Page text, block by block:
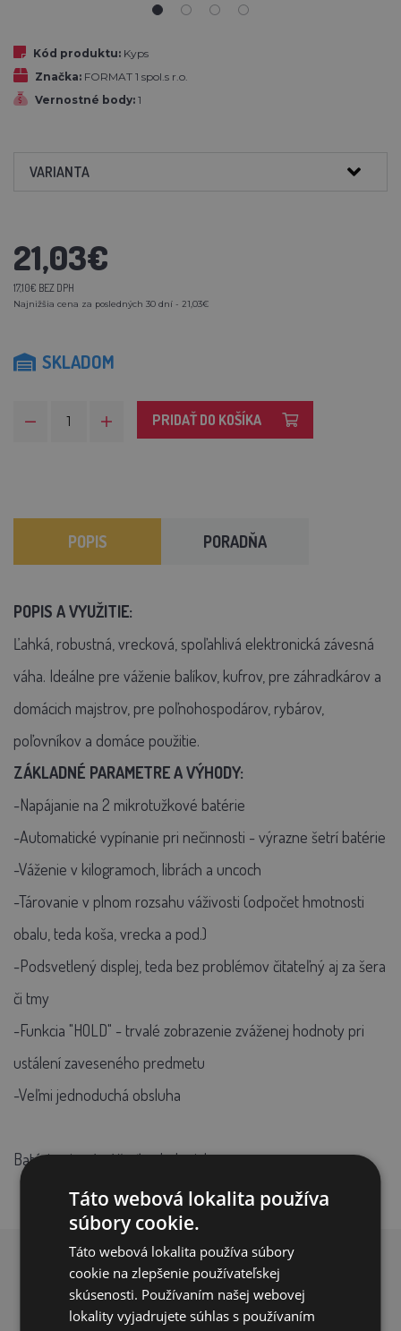
Kód produktu: Kyps
Značka: FORMAT 1 spol.s r.o.
Vernostné body: 1
VARIANTA
21,03€
17,10€ BEZ DPH
Najnižšia cena za posledných 30 dní - 21,03€
SKLADOM
PRIDAŤ DO KOŠÍKA
POPIS PORADŇA
POPIS A VYUŽITIE:
Ľahká, robustná, vrecková, spoľahlivá elektronická závesná
váha. Ideálne pre váženie balíkov, kufrov, pre záhradkárov a
domácich majstrov, pre poľnohospodárov, rybárov,
poľovníkov a domáce použitie.
ZÁKLADNÉ PARAMETRE A VÝHODY:
-Napájanie na 2 mikrotužkové batérie
-Automatické vypínanie pri nečinnosti - výrazne šetrí batérie
-Váženie v kilogramoch, librách a uncoch
-Tárovanie v plnom rozsahu váživosti (odpočet hmotnosti
obalu, teda koša, vrecka a pod.)
-Podsvetlený displej, teda bez problémov čitateľný aj za šera
či tmy
-Funkcia "HOLD" - trvalé zobrazenie zváženej hodnoty pri
ustálení zaveseného predmetu
-Veľmi jednoduchá obsluha
Batérie nie sú súčasťou balenia!
PREČO NAKUPOVAŤ U NÁS?
Táto webová lokalita používa
súbory cookie.
Táto webová lokalita používa súbory
cookie na zlepšenie používateľskej
skúsenosti. Používaním našej webovej
lokality vyjadrujete súhlas s používaním